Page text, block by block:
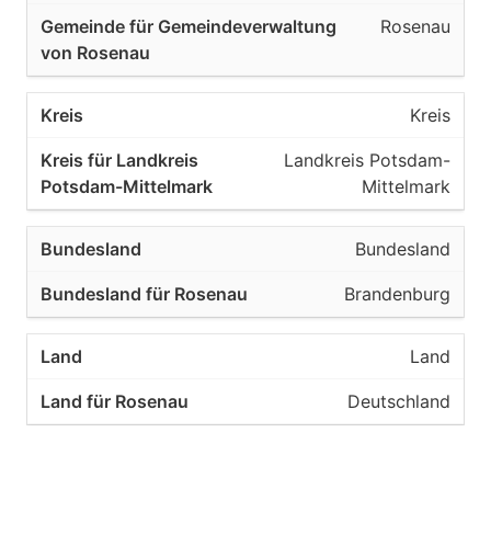
Rosenau
Kreis
Landkreis Potsdam-
Mittelmark
Bundesland
Brandenburg
Land
Deutschland